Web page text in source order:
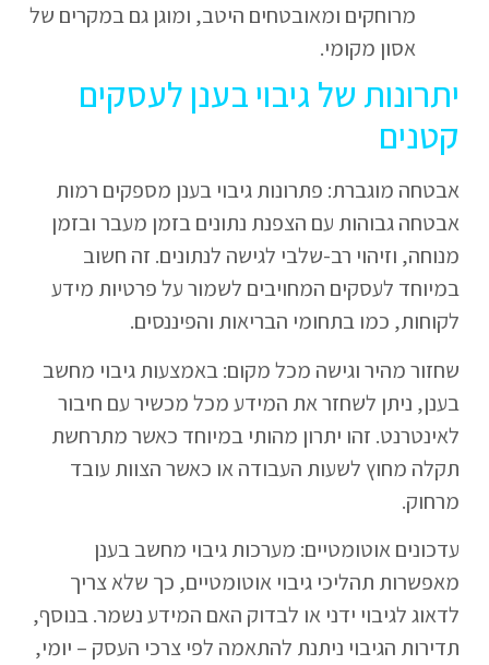
מרוחקים ומאובטחים היטב, ומוגן גם במקרים של
אסון מקומי.
יתרונות של גיבוי בענן לעסקים
קטנים
אבטחה מוגברת: פתרונות גיבוי בענן מספקים רמות
אבטחה גבוהות עם הצפנת נתונים בזמן מעבר ובזמן
מנוחה, וזיהוי רב-שלבי לגישה לנתונים. זה חשוב
במיוחד לעסקים המחויבים לשמור על פרטיות מידע
לקוחות, כמו בתחומי הבריאות והפיננסים.
שחזור מהיר וגישה מכל מקום: באמצעות גיבוי מחשב
בענן, ניתן לשחזר את המידע מכל מכשיר עם חיבור
לאינטרנט. זהו יתרון מהותי במיוחד כאשר מתרחשת
תקלה מחוץ לשעות העבודה או כאשר הצוות עובד
מרחוק.
עדכונים אוטומטיים: מערכות גיבוי מחשב בענן
מאפשרות תהליכי גיבוי אוטומטיים, כך שלא צריך
לדאוג לגיבוי ידני או לבדוק האם המידע נשמר. בנוסף,
תדירות הגיבוי ניתנת להתאמה לפי צרכי העסק – יומי,